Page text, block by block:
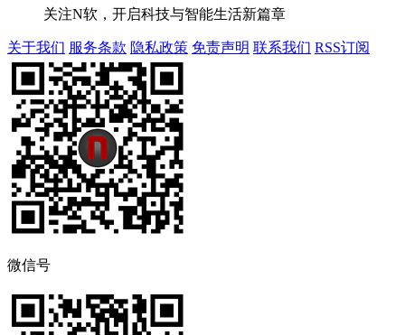
关注N软，开启科技与智能生活新篇章
关于我们 服务条款 隐私政策 免责声明 联系我们 RSS订阅
微信号